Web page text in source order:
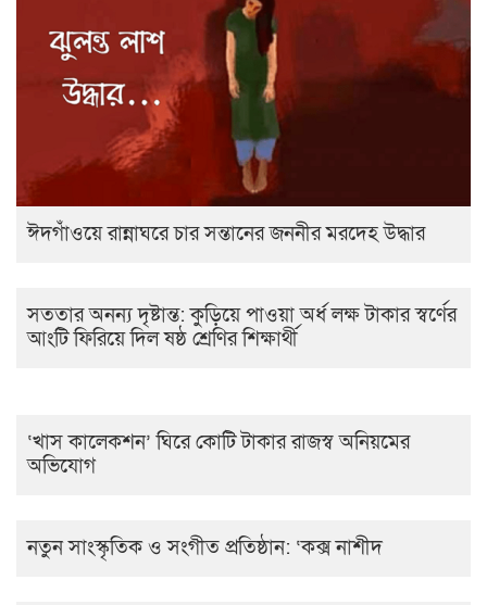
ঈদগাঁওয়ে রান্নাঘরে চার সন্তানের জননীর মরদেহ উদ্ধার
সততার অনন্য দৃষ্টান্ত: কুড়িয়ে পাওয়া অর্ধ লক্ষ টাকার স্বর্ণের
আংটি ফিরিয়ে দিল ষষ্ঠ শ্রেণির শিক্ষার্থী
‘খাস কালেকশন’ ঘিরে কোটি টাকার রাজস্ব অনিয়মের
অভিযোগ
নতুন সাংস্কৃতিক ও সংগীত প্রতিষ্ঠান: ‘কক্স নাশীদ